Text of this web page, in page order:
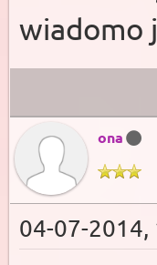
wiadomo
ona
04-07-2014,